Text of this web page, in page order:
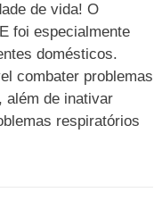
de vida! O
foi especialmente
domésticos.
combater problemas
além de inativar
respiratórios